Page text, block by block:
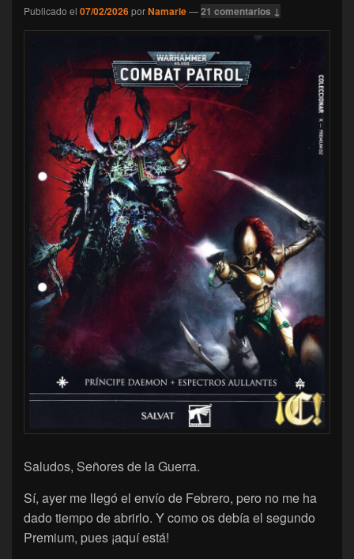
Publicado el 07/02/2026porNamarie—21 comentarios ↓
Saludos, Señores de la Guerra.
Sí, ayer me llegó el envío de Febrero, pero no me ha
dado tiempo de abrirlo. Y como os debía el segundo
Premium, pues ¡aquí está!